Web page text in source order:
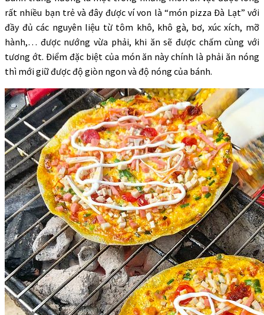
rất nhiều bạn trẻ và đây được ví von là “món pizza Đà Lạt” với
đầy đủ các nguyên liệu từ tôm khô, khô gà, bơ, xúc xích, mỡ
hành,… được nướng vừa phải, khi ăn sẽ được chấm cùng với
tương ớt. Điểm đặc biệt của món ăn này chính là phải ăn nóng
thì mới giữ được độ giòn ngon và độ nóng của bánh.